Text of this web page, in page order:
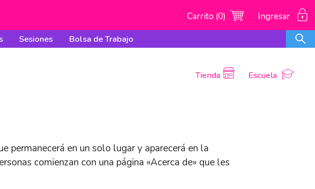
Carrito (0)
Ingresar
Sesiones Bolsa de Trabajo
Tienda Escuela
permanecerá en un solo lugar y aparecerá en la
comienzan con una página «Acerca de» que les